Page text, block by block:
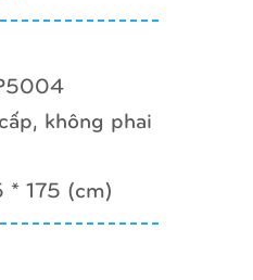
không phai
* 175 (cm)